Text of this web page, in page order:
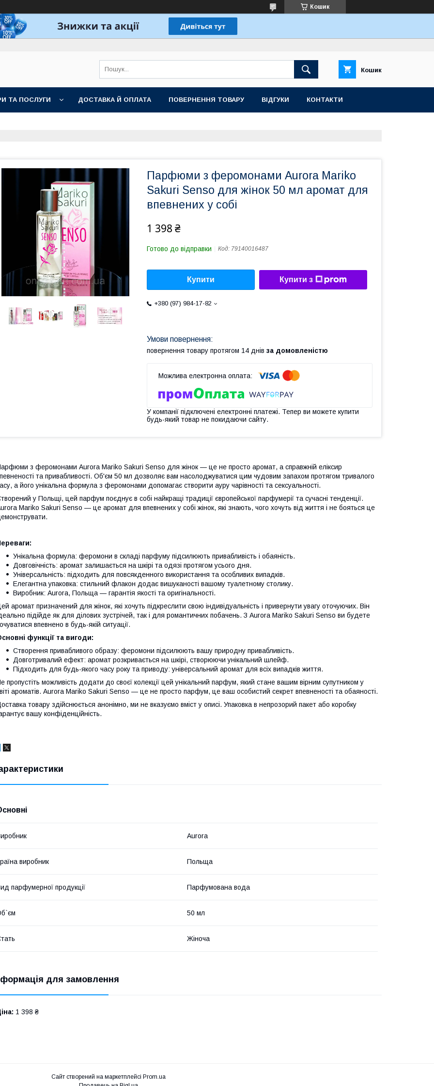
Кошик
Кошик
ТА ПОСЛУГИ ДОСТАВКА Й ОПЛАТА ПОВЕРНЕННЯ ТОВАРУ ВІДГУКИ КОНТАКТИ
Парфюми з феромонами Aurora Mariko
Sakuri Senso для жінок 50 мл аромат для
впевнених у собі
1 398 ₴
Готово до відправки Код: 79140016487
Купити Купити з
+380 (97) 984-17-82
повернення товару протягом 14 днів за домовленістю
У компанії підключені електронні платежі. Тепер ви можете купити
будь-який товар не покидаючи сайту.
з феромонами Aurora Mariko Sakuri Senso для жінок — це не просто аромат, а справжній еліксир
та привабливості. Об'єм 50 мл дозволяє вам насолоджуватися цим чудовим запахом протягом тривалого
а його унікальна формула з феромонами допомагає створити ауру чарівності та сексуальності.
у Польщі, цей парфум поєднує в собі найкращі традиції європейської парфумерії та сучасні тенденції.
Mariko Sakuri Senso — це аромат для впевнених у собі жінок, які знають, чого хочуть від життя і не бояться це
Унікальна формула: феромони в складі парфуму підсилюють привабливість і обаяність.
Довговічність: аромат залишається на шкірі та одязі протягом усього дня.
Універсальність: підходить для повсякденного використання та особливих випадків.
Елегантна упаковка: стильний флакон додає вишуканості вашому туалетному столику.
Виробник: Aurora, Польща — гарантія якості та оригінальності.
аромат призначений для жінок, які хочуть підкреслити свою індивідуальність і привернути увагу оточуючих. Він
підійде як для ділових зустрічей, так і для романтичних побачень. З Aurora Mariko Sakuri Senso ви будете
впевнено в будь-якій ситуації.
функції та вигоди:
Створення привабливого образу: феромони підсилюють вашу природну привабливість.
Довготривалий ефект: аромат розкривається на шкірі, створюючи унікальний шлейф.
Підходить для будь-якого часу року та приводу: універсальний аромат для всіх випадків життя.
пропустіть можливість додати до своєї колекції цей унікальний парфум, який стане вашим вірним супутником у
ароматів. Aurora Mariko Sakuri Senso — це не просто парфум, це ваш особистий секрет впевненості та обаяності.
товару здійснюється анонімно, ми не вказуємо вміст у описі. Упаковка в непрозорий пакет або коробку
вашу конфіденційність.
Aurora
виробник Польща
парфумерної продукції Парфумована вода
50 мл
Жіноча
для замовлення
1 398 ₴
Сайт створений на маркетплейсі Prom.ua